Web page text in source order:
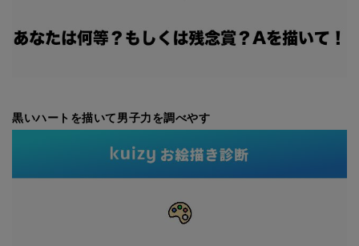
黒いハートを描いて男子力を調べやす